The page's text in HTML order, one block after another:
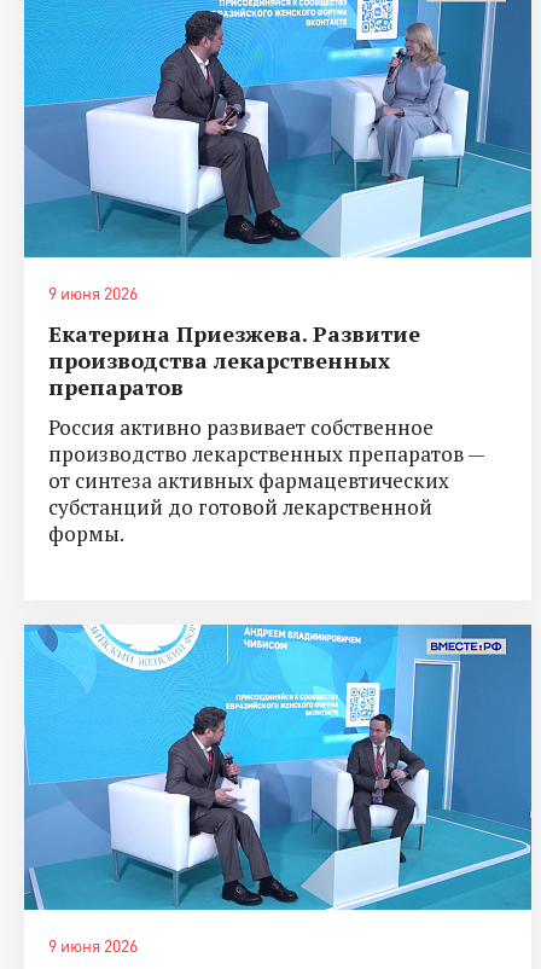
9 июня 2026
Екатерина Приезжева. Развитие
производства лекарственных
препаратов
Россия активно развивает собственное
производство лекарственных препаратов —
от синтеза активных фармацевтических
субстанций до готовой лекарственной
формы.
9 июня 2026